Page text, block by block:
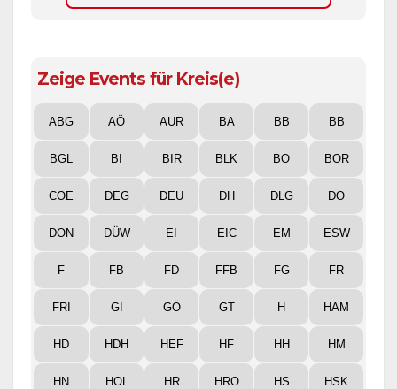
Zeige Events für Kreis(e)
ABG AÖ AUR BA BB BB
BGL BI BIR BLK BO BOR
COE DEG DEU DH DLG DO
DON DÜW EI EIC EM ESW
F FB FD FFB FG FR
FRI GI GÖ GT H HAM
HD HDH HEF HF HH HM
HN HOL HR HRO HS HSK